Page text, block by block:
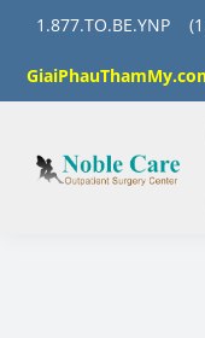
Saltar
contenido
1.877.TO.BE.YNP